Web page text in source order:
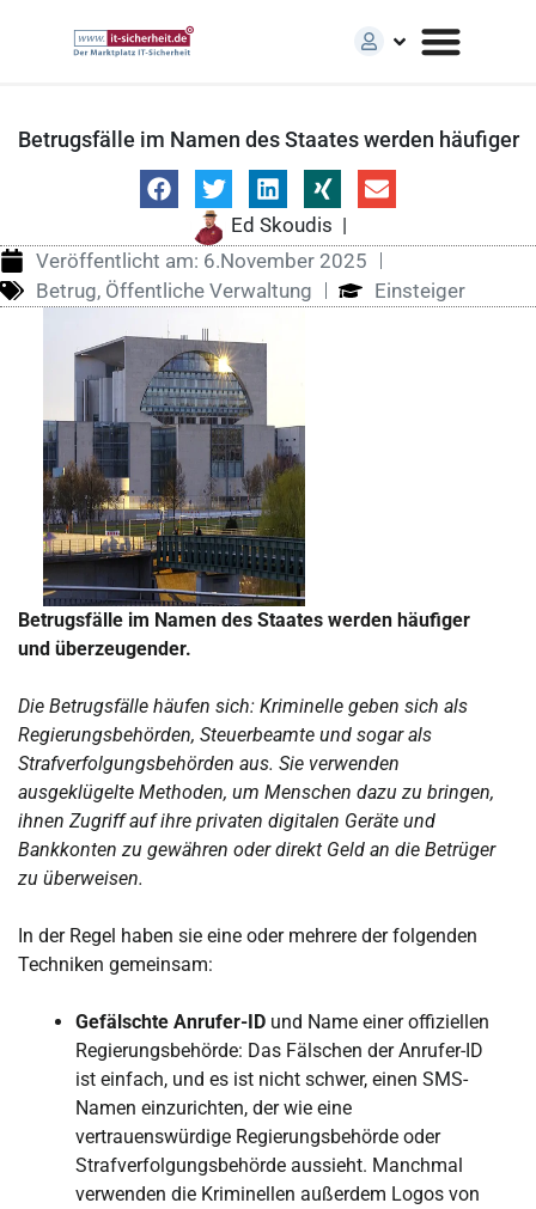
Betrugsfälle im Namen des Staates werden häufiger
Ed Skoudis |
Veröffentlicht am: 6.November 2025
Betrug, Öffentliche Verwaltung Einsteiger
Betrugsfälle im Namen des Staates werden häufiger
und überzeugender.
Die Betrugsfälle häufen sich: Kriminelle geben sich als
Regierungsbehörden, Steuerbeamte und sogar als
Strafverfolgungsbehörden aus. Sie verwenden
ausgeklügelte Methoden, um Menschen dazu zu bringen,
ihnen Zugriff auf ihre privaten digitalen Geräte und
Bankkonten zu gewähren oder direkt Geld an die Betrüger
zu überweisen.
In der Regel haben sie eine oder mehrere der folgenden
Techniken gemeinsam:
Gefälschte Anrufer-ID und Name einer offiziellen
Regierungsbehörde: Das Fälschen der Anrufer-ID
ist einfach, und es ist nicht schwer, einen SMS-
Namen einzurichten, der wie eine
vertrauenswürdige Regierungsbehörde oder
Strafverfolgungsbehörde aussieht. Manchmal
verwenden die Kriminellen außerdem Logos von